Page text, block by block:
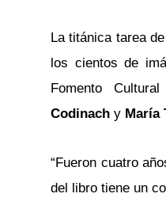
La titánica tarea
los cientos de
Fomento
Codinach y María
“Fueron cuatro
del libro tiene un